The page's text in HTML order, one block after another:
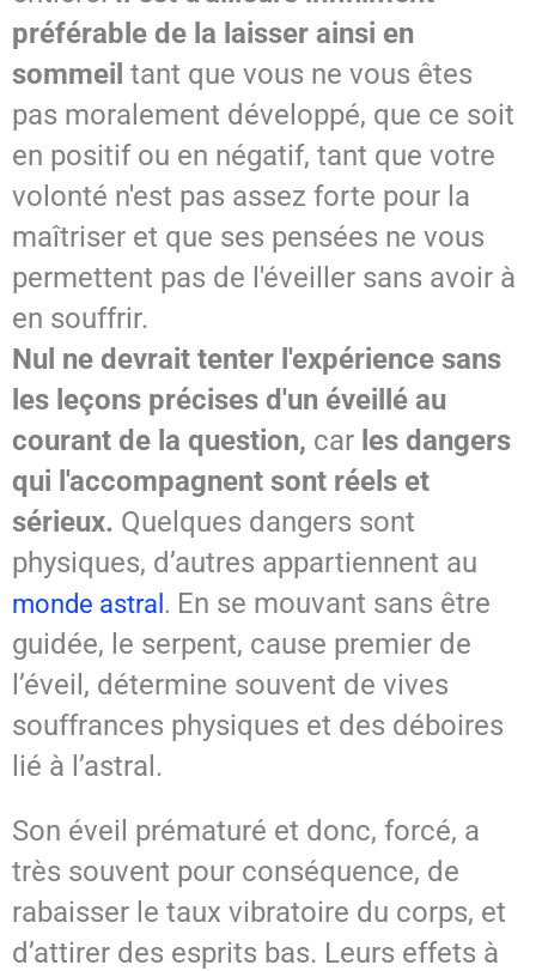
préférable de la laisser ainsi en
sommeil tant que vous ne vous êtes
pas moralement développé, que ce soit
en positif ou en négatif, tant que votre
volonté n'est pas assez forte pour la
maîtriser et que ses pensées ne vous
permettent pas de l'éveiller sans avoir à
en souffrir.
Nul ne devrait tenter l'expérience sans
les leçons précises d'un éveillé au
courant de la question, car les dangers
qui l'accompagnent sont réels et
sérieux. Quelques dangers sont
physiques, d’autres appartiennent au
monde astral . En se mouvant sans être
guidée, le serpent, cause premier de
l’éveil, détermine souvent de vives
souffrances physiques et des déboires
lié à l’astral.
Son éveil prématuré et donc, forcé, a
très souvent pour conséquence, de
rabaisser le taux vibratoire du corps, et
d’attirer des esprits bas. Leurs effets à